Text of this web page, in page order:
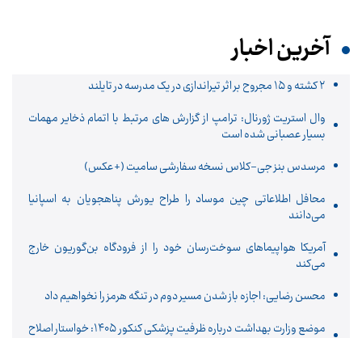
آخرین اخبار
۲ کشته و ۱۵ مجروح بر اثر تیراندازی در یک مدرسه در تایلند
وال استریت ژورنال: ترامپ از گزارش های مرتبط با اتمام ذخایر مهمات
بسیار عصبانی شده است
مرسدس بنز جی-کلاس نسخه سفارشی سامیت (+عکس)
محافل اطلاعاتی چین موساد را طراح یورش پناهجویان به اسپانیا
می‌دانند
آمریکا هواپیماهای سوخت‌رسان خود را از فرودگاه بن‌گوریون خارج
می‌کند
محسن رضایی: اجازه باز شدن مسیر دوم در تنگه هرمز را نخواهیم داد
موضع وزارت بهداشت درباره ظرفیت پزشکی کنکور ۱۴۰۵: خواستار اصلاح